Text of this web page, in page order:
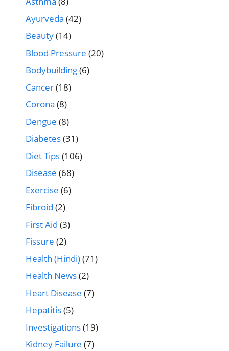
Ayurveda (42)
Beauty(14)
Blood Pressure (20)
Bodybuilding(6)
Cancer(18)
Corona (8)
Dengue (8)
Diabetes(31)
Diet Tips(106)
Disease (68)
Exercise (6)
Fibroid (2)
First Aid (3)
Fissure (2)
Health (Hindi)(71)
Health News(2)
Heart Disease (7)
Hepatitis(5)
Investigations(19)
Kidney Failure (7)